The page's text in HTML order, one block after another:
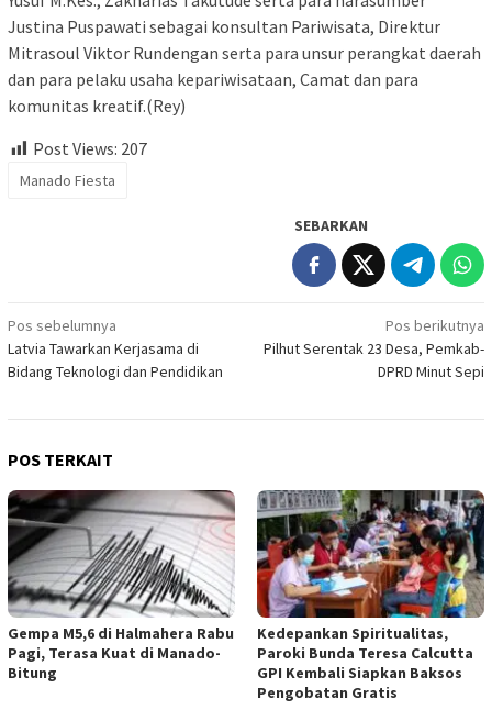
Justina Puspawati sebagai konsultan Pariwisata, Direktur
Mitrasoul Viktor Rundengan serta para unsur perangkat daerah
dan para pelaku usaha kepariwisataan, Camat dan para
komunitas kreatif.(Rey)
Post Views: 207
Manado Fiesta
SEBARKAN
Navigasi
pos
Pos sebelumnya
Latvia Tawarkan Kerjasama di
Bidang Teknologi dan Pendidikan
Pos berikutnya
Pilhut Serentak 23 Desa, Pemkab-
DPRD Minut Sepi
POS TERKAIT
Gempa M5,6 di Halmahera Rabu
Pagi, Terasa Kuat di Manado-
Bitung
Kedepankan Spiritualitas,
Paroki Bunda Teresa Calcutta
GPI Kembali Siapkan Baksos
Pengobatan Gratis